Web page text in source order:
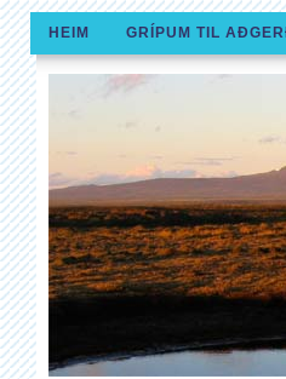
HEIM GRÍPUM TIL